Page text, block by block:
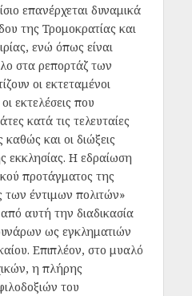
επανέρχεται δυναμικά
της Τρομοκρατίας και
ενώ όπως είναι
στα ρεπορτάζ των
οι εκτεταμένοι
εκτελέσεις που
κατά τις τελευταίες
και οι διώξεις
εκκλησίας. Η εδραίωση
προτάγματος της
των έντιμων πολιτών»
αυτή την διαδικασία
ως εγκληματιών
Επιπλέον, στο μυαλό
η πλήρης
του